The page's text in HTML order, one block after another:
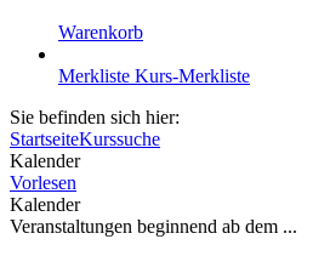
Warenkorb
Merkliste Kurs-Merkliste
Sie befinden sich hier:
StartseiteKurssuche
Kalender
Vorlesen
Kalender
Veranstaltungen beginnend ab dem ...